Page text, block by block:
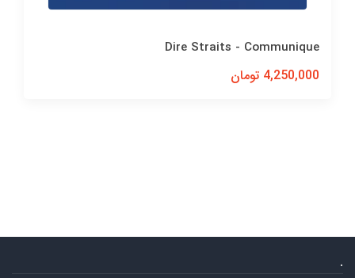
Dire Straits - Communique
4,250,000 تومان
.